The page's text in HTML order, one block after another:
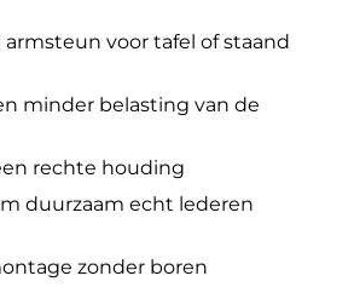
voor tafel of staand
minder belasting van de
rechte houding
duurzaam echt lederen
zonder boren